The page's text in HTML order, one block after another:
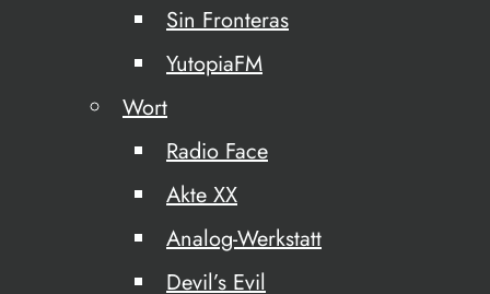
Sin Fronteras
YutopiaFM
Wort
Radio Face
Akte XX
Analog-Werkstatt
Devil’s Evil